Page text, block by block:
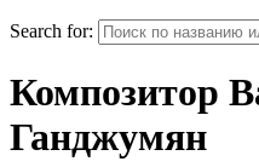
Search for:
Композитор
Ганджумян